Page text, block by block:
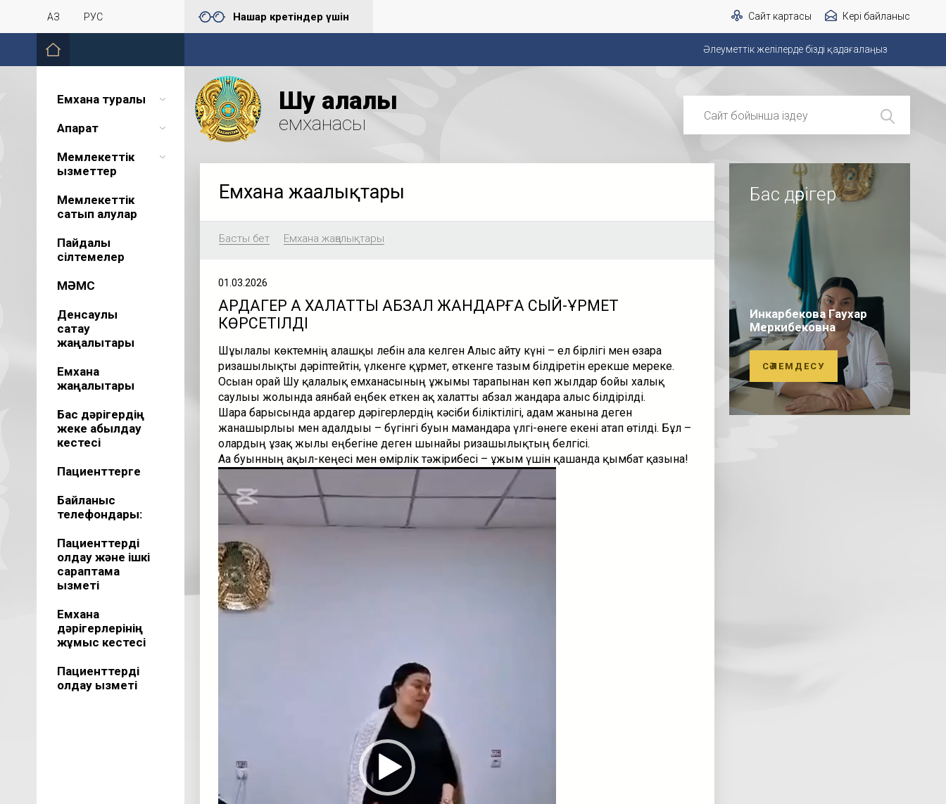
ҚАЗ РУС Нашар көретіндер үшін Сайт картасы Кері байланыс
Әлеуметтік желілерде бізді қадағалаңыз
Емхана туралы
Ақпарат
Мемлекеттік
қызметтер
Мемлекеттік
сатып алулар
Пайдалы
сілтемелер
МӘМС
Денсаулық
сақтау
жаңалықтары
Емхана
жаңалықтары
Бас дәрігердің
жеке қабылдау
кестесі
Пациенттерге
Байланыс
телефондары:
Пациенттерді
қолдау және ішкі
сараптама
қызметі
Емхана
дәрігерлерінің
жұмыс кестесі
Пациенттерді
қолдау қызметі
Шу қалалық
емханасы
Емхана жаңалықтары
Басты бет Емхана жаңалықтары
01.03.2026
АРДАГЕР АҚ ХАЛАТТЫ АБЗАЛ ЖАНДАРҒА СЫЙ-ҚҰРМЕТ
КӨРСЕТІЛДІ
Шұғылалы көктемнің алғашқы лебін ала келген Алғыс айту күні – ел бірлігі мен өзара
ризашылықты дәріптейтін, үлкенге құрмет, өткенге тағзым білдіретін ерекше мереке.
Осыған орай Шу қалалық емханасының ұжымы тарапынан көп жылдар бойы халық
саулығы жолында аянбай еңбек еткен ақ халатты абзал жандарға алғыс білдірілді.
Шара барысында ардагер дәрігерлердің кәсіби біліктілігі, адам жанына деген
жанашырлығы мен адалдығы – бүгінгі буын мамандарға үлгі-өнеге екені атап өтілді. Бұл –
олардың ұзақ жылғы еңбегіне деген шынайы ризашылықтың белгісі.
Аға буынның ақыл-кеңесі мен өмірлік тәжірибесі – ұжым үшін қашанда қымбат қазына!
Видеоплеер
Бас дәрігер
Инкарбекова Гаухар
Меркибековна
СӘЛЕМДЕСУ